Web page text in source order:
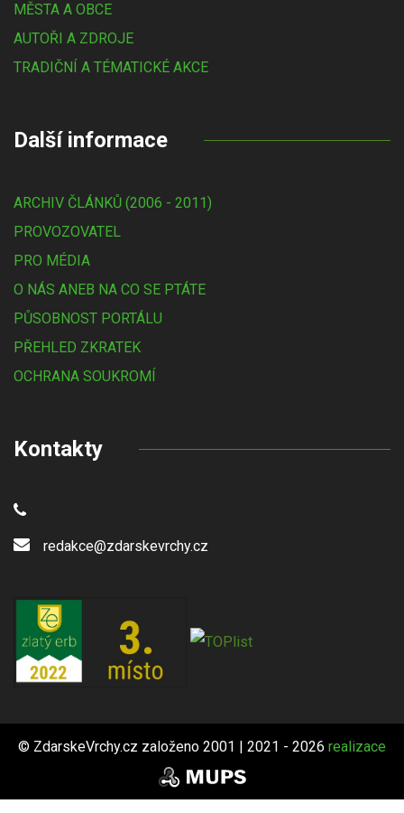
MĚSTA A OBCE
AUTOŘI A ZDROJE
TRADIČNÍ A TÉMATICKÉ AKCE
Další informace
ARCHIV ČLÁNKŮ (2006 - 2011)
PROVOZOVATEL
PRO MÉDIA
O NÁS ANEB NA CO SE PTÁTE
PŮSOBNOST PORTÁLU
PŘEHLED ZKRATEK
OCHRANA SOUKROMÍ
Kontakty
redakce@zdarskevrchy.cz
© ZdarskeVrchy.cz založeno 2001 | 2021 - 2026 realizace